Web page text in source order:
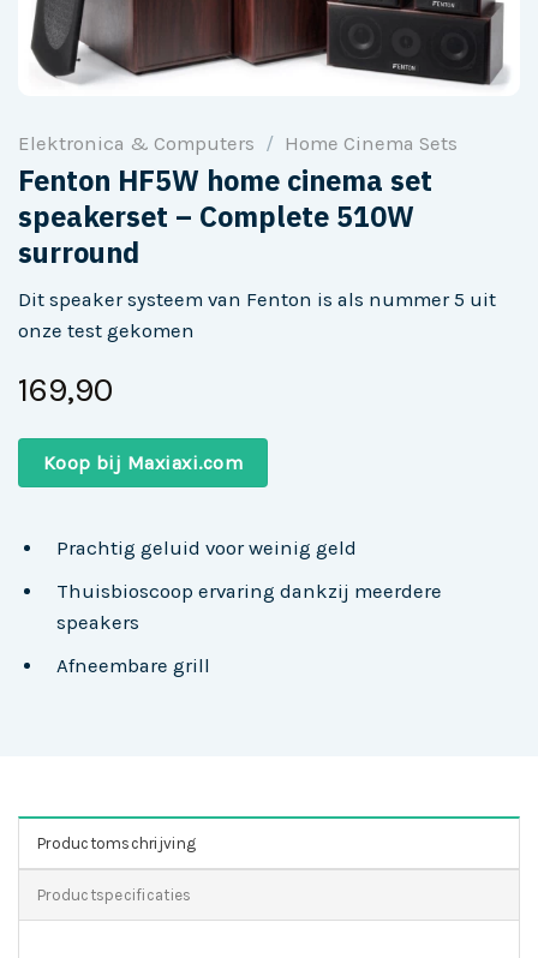
Elektronica & Computers / Home Cinema Sets
Fenton HF5W home cinema set
speakerset – Complete 510W
surround
Dit speaker systeem van Fenton is als nummer 5 uit
onze test gekomen
169,90
Koop bij Maxiaxi.com
Prachtig geluid voor weinig geld
Thuisbioscoop ervaring dankzij meerdere
speakers
Afneembare grill
Productomschrijving
Productspecificaties